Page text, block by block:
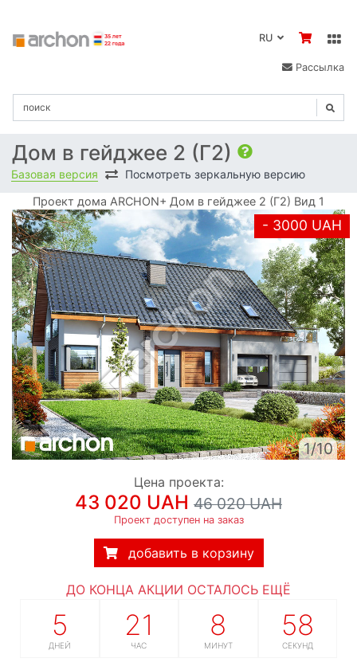
Рассылка
Дом в гейджее 2 (Г2)
Базовая версия Посмотреть зеркальную версию
Проект дома ARCHON+ Дом в гейджее 2 (Г2) Вид 1
- 3000 UAH
1/10
Цена проекта:
43 020 UAH 46 020 UAH
Проект доступен на заказ
добавить в корзину
ДО КОНЦА АКЦИИ ОСТАЛОСЬ ЕЩЁ
5
ДНЕЙ
21
ЧАС
8
МИНУТ
57
СЕКУНД